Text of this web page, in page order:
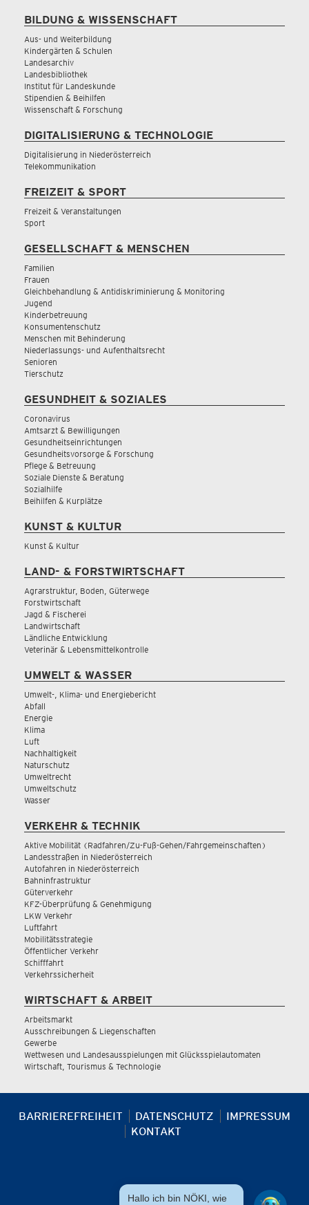
BILDUNG & WISSENSCHAFT
Aus- und Weiterbildung
Kindergärten & Schulen
Landesarchiv
Landesbibliothek
Institut für Landeskunde
Stipendien & Beihilfen
Wissenschaft & Forschung
DIGITALISIERUNG & TECHNOLOGIE
Digitalisierung in Niederösterreich
Telekommunikation
FREIZEIT & SPORT
Freizeit & Veranstaltungen
Sport
GESELLSCHAFT & MENSCHEN
Familien
Frauen
Gleichbehandlung & Antidiskriminierung & Monitoring
Jugend
Kinderbetreuung
Konsumentenschutz
Menschen mit Behinderung
Niederlassungs- und Aufenthaltsrecht
Senioren
Tierschutz
GESUNDHEIT & SOZIALES
Coronavirus
Amtsarzt & Bewilligungen
Gesundheitseinrichtungen
Gesundheitsvorsorge & Forschung
Pflege & Betreuung
Soziale Dienste & Beratung
Sozialhilfe
Beihilfen & Kurplätze
KUNST & KULTUR
Kunst & Kultur
LAND- & FORSTWIRTSCHAFT
Agrarstruktur, Boden, Güterwege
Forstwirtschaft
Jagd & Fischerei
Landwirtschaft
Ländliche Entwicklung
Veterinär & Lebensmittelkontrolle
UMWELT & WASSER
Umwelt-, Klima- und Energiebericht
Abfall
Energie
Klima
Luft
Nachhaltigkeit
Naturschutz
Umweltrecht
Umweltschutz
Wasser
VERKEHR & TECHNIK
Aktive Mobilität (Radfahren/Zu-Fuß-Gehen/Fahrgemeinschaften)
Landesstraßen in Niederösterreich
Autofahren in Niederösterreich
Bahninfrastruktur
Güterverkehr
KFZ-Überprüfung & Genehmigung
LKW Verkehr
Luftfahrt
Mobilitätsstrategie
Öffentlicher Verkehr
Schifffahrt
Verkehrssicherheit
WIRTSCHAFT & ARBEIT
Arbeitsmarkt
Ausschreibungen & Liegenschaften
Gewerbe
Wettwesen und Landesausspielungen mit Glücksspielautomaten
Wirtschaft, Tourismus & Technologie
BARRIEREFREIHEIT DATENSCHUTZ
IMPRESSUM
KONTAKT
Hallo ich bin NÖKI, wie